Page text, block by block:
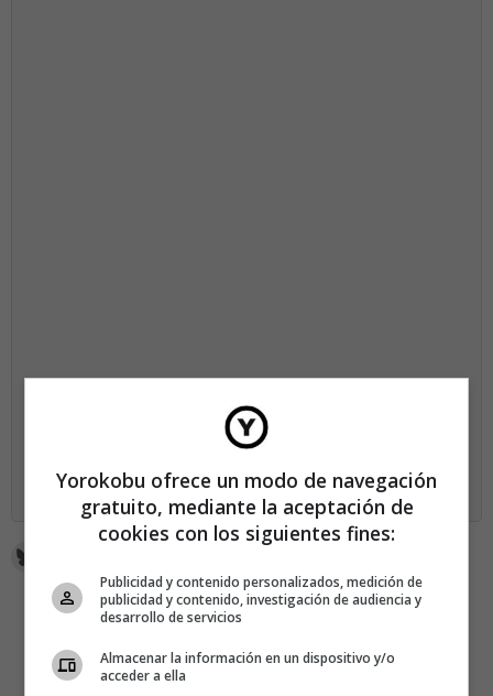
Yorokobu ofrece un modo de navegación
gratuito, mediante la aceptación de
cookies con los siguientes fines:
Publicidad y contenido personalizados, medición de
publicidad y contenido, investigación de audiencia y
desarrollo de servicios
Almacenar la información en un dispositivo y/o
acceder a ella